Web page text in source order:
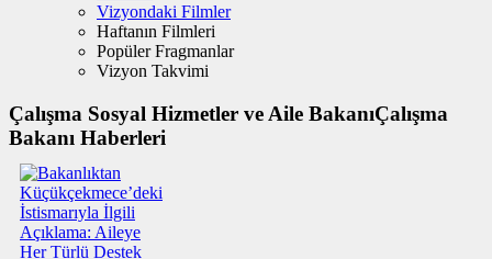
Vizyondaki Filmler
Haftanın Filmleri
Popüler Fragmanlar
Vizyon Takvimi
Çalışma Sosyal Hizmetler ve Aile BakanıÇalışma
Bakanı Haberleri